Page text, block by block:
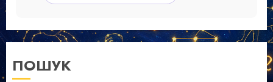
ПОШУК